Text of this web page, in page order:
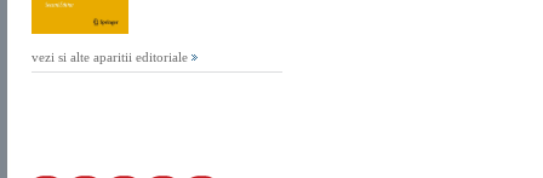
vezi si alte aparitii editoriale